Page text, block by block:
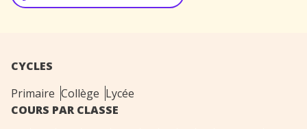
CYCLES
Primaire Collège Lycée
COURS PAR CLASSE